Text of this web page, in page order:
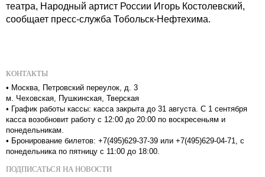
театра, Народный артист России Игорь Костолевский,
сообщает пресс-служба Тобольск-Нефтехима.
КОНТАКТЫ
• Москва, Петровский переулок, д. 3
м. Чеховская, Пушкинская, Тверская
• График работы кассы: касса закрыта до 31 августа. С 1 сентября
касса возобновит работу с 12:00 до 20:00 по воскресеньям и
понедельникам.
• Бронирование билетов: +7(495)629-37-39 или +7(495)629-04-71, с
понедельника по пятницу с 11:00 до 18:00.
ПОДПИСАТЬСЯ НА НОВОСТИ